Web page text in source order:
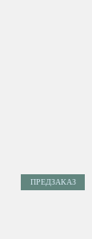
ПРЕДЗАКАЗ